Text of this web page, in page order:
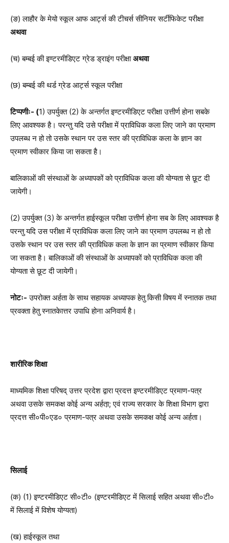
(ङ) लाहौर के मेयो स्कूल आफ आर्ट्स की टीचर्स सीनियर सर्टीफिकेट परीक्षा
अथवा
(च) बम्बई की इण्टरमीडिएट ग्रेड ड्राइंग परीक्षाअथवा
(छ) बम्बई की थर्ड ग्रेड आर्ट्स स्कूल परीक्षा
टिप्पणीः- (1) उपर्युक्त (2) के अन्तर्गत इण्टरमीडिएट परीक्षा उत्तीर्ण होना सबके
लिए आवश्यक है। परन्तु यदि उसे परीक्षा में प्राविधिक कला लिए जाने का प्रमाण
उपलब्ध न हो तो उसके स्थान पर उस स्तर की प्राविधिक कला के ज्ञान का
प्रमाण स्वीकार किया जा सकता है।
बालिकाओं की संस्थाओं के अध्यापकों को प्राविधिक कला की योग्यता से छूट दी
जायेगी।
(2) उपर्युक्त (3) के अन्तर्गत हाईस्कूल परीक्षा उत्तीर्ण होना सब के लिए आवश्यक है
परन्तु यदि उस परीक्षा में प्राविधिक कला लिए जाने का प्रमाण उपलब्ध न हो तो
उसके स्थान पर उस स्तर की प्राविधिक कला के ज्ञान का प्रमाण स्वीकार किया
जा सकता है। बालिकाओं की संस्थाओं के अध्यापकों को प्राविधिक कला की
योग्यता से छूट दी जायेगी।
नोटः- उपरोक्त अर्हता के साथ सहायक अध्यापक हेतु किसी विषय में स्नातक तथा
प्रवक्ता हेतु स्नातकेात्तर उपाधि होना अनिवार्य है।
शारीरिक शिक्षा
माध्यमिक शिक्षा परिषद् उत्तर प्रदेश द्वारा प्रदत्त इण्टरमीडिएट प्रमाण-पत्र
अथवा उसके समकक्ष कोई अन्य अर्हता़; एवं राज्य सरकार के शिक्षा विभाग द्वारा
प्रदत्त सी०पी०एड० प्रमाण-पत्र अथवा उसके समकक्ष कोई अन्य अर्हता।
सिलाई
(क) (1) इण्टरमीडिएट सी०टी० (इण्टरमीडिएट में सिलाई सहित अथवा सी०टी०
में सिलाई में विशेष योग्यता)
(ख) हाईस्कूल तथा